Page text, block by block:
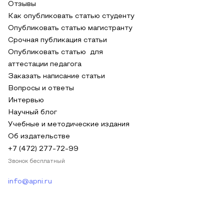
Отзывы
Как опубликовать статью студенту
Опубликовать статью магистранту
Срочная публикация статьи
Опубликовать статью для
аттестации педагога
Заказать написание статьи
Вопросы и ответы
Интервью
Научный блог
Учебные и методические издания
Об издательстве
+7 (472) 277-72-99
Звонок бесплатный
info@apni.ru